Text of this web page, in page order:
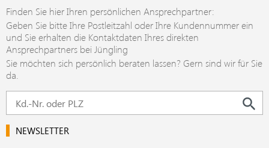
Finden Sie hier Ihren persönlichen Ansprechpartner:
Geben Sie bitte Ihre Postleitzahl oder Ihre Kundennummer ein
und Sie erhalten die Kontaktdaten Ihres direkten
Ansprechpartners bei Jüngling
Sie möchten sich persönlich beraten lassen? Gern sind wir für Sie
da.
NEWSLETTER